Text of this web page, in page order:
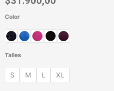
Color
Talles
S M L XL
Básico
Sophia
cantidad